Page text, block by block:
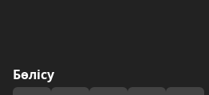
Бөлісу